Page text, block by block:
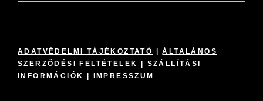
ADATVÉDELMI TÁJÉKOZTATÓ |ÁLTALÁNOS
SZERZŐDÉSI FELTÉTELEK
SZÁLLÍTÁSI
INFORMÁCIÓK
IMPRESSZUM